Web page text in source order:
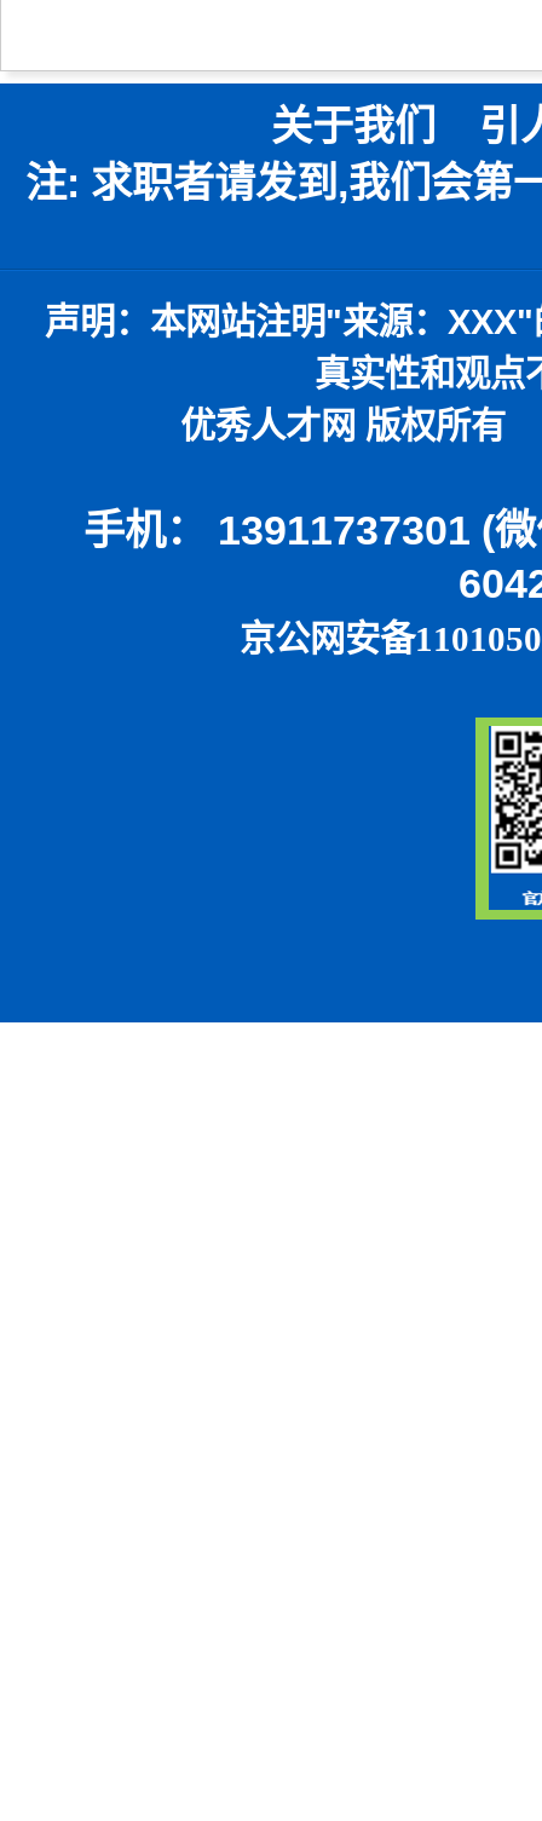
关于我们 引
注: 求职者请发到,我们会第
声明：本网站注明"来源： XXX"
真实性和观点
优秀人才网 版权所有 本网
手机： 13911737301 (
京公网安备